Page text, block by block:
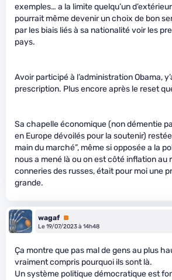
exemples… a la limite quelqu’un
pourrait même devenir un choix de bon
par les biais liés à sa nationalité voir les
pays.
Avoir participé à l’administration Obama,
prescription. Plus encore après le reset
Sa chapelle économique (non démentie
en Europe dévoilés pour la soutenir) restée
main du marché”, même si opposée a la
nous a mené là ou on est côté inflation au
conneries des russes, était pour moi une
grande.
wagaf Premium
Le 19/07/2023 à 14h48
Ça montre que pas mal de gens au plus
vraiment compris pourquoi ils sont là.
Un système politique démocratique est